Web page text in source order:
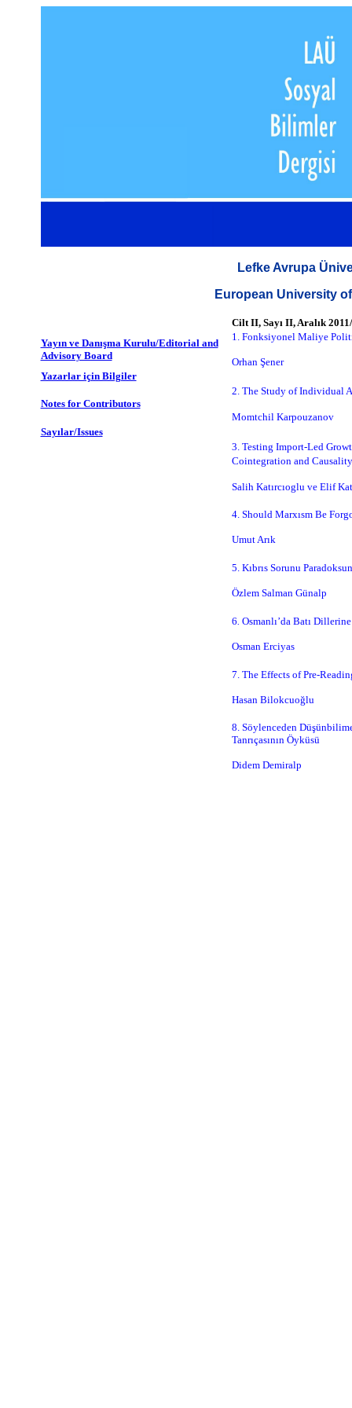
Lefke Avrupa
European University
Cilt II, Sayı II, Aralık
Yayın ve Danışma Kurulu/Editorial and
Advisory Board
1. Fonksiyonel Maliye
Orhan Şener
Yazarlar için Bilgiler
Notes for Contributors
2. The Study of Individual
Momtchil Karpouzanov
Sayılar/Issues
3. Testing Import-Led
Cointegration and
Salih Katırcıoglu ve Elif
4. Should Marxısm Be
Umut Arık
5. Kıbrıs Sorunu
Özlem Salman Günalp
6. Osmanlı’da Batı
Osman Erciyas
7. The Effects of Pre-
Hasan Bilokcuoğlu
8. Söylenceden
Tanrıçasının Öyküsü
Didem Demiralp